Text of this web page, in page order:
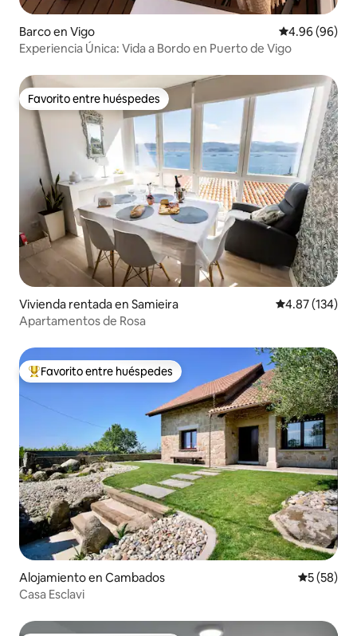
Barco en Vigo Calificación
4.96 (96)
Experiencia Única: Vida a Bordo en Puerto de Vigo
Favorito entre huéspedes
Favorito entre huéspedes
Vivienda rentada en Samieira Calificación
4.87 (134)
Apartamentos de Rosa
Favorito entre huéspedes preferido
Favorito entre huéspedes
Alojamiento en Cambados
5 (58)
Casa Esclavi